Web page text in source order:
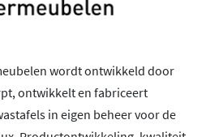
wordt ontwikkeld door
ontwikkelt en fabriceert
in eigen beheer voor de